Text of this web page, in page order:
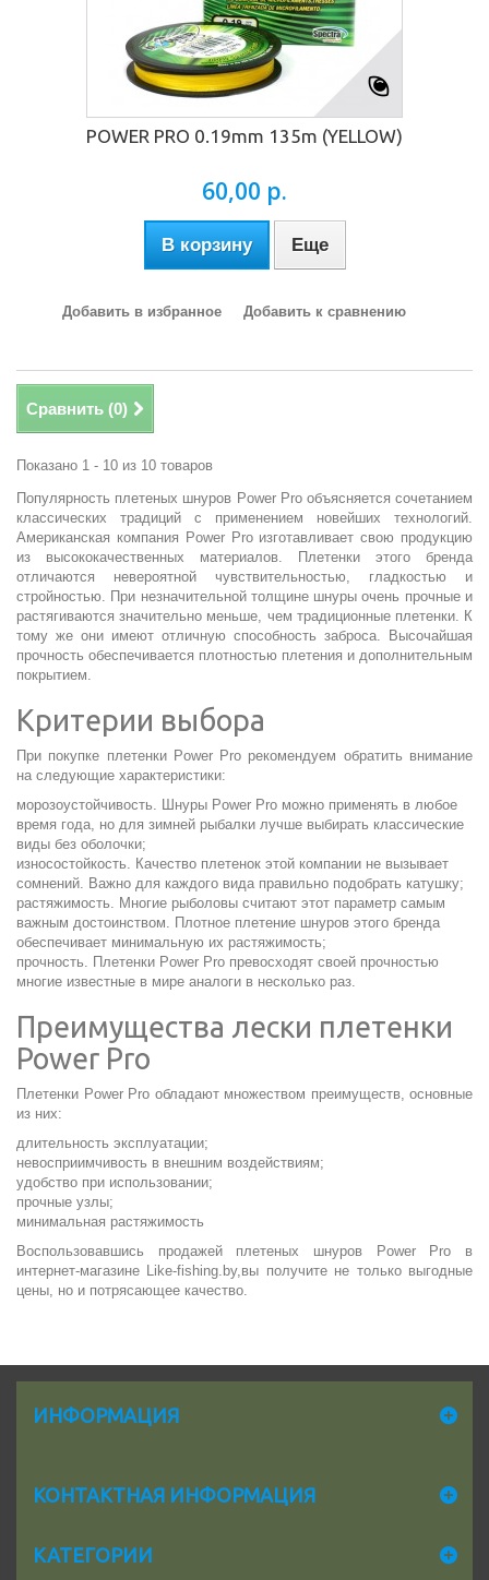
POWER PRO 0.19mm 135m (YELLOW)
60,00 р.
В корзину Еще
Добавить в избранное Добавить к сравнению
Сравнить (0)
Показано 1 - 10 из 10 товаров
Популярность плетеных шнуров Power Pro объясняется сочетанием
классических традиций с применением новейших технологий.
Американская компания Power Pro изготавливает свою продукцию
из высококачественных материалов. Плетенки этого бренда
отличаются невероятной чувствительностью, гладкостью и
стройностью. При незначительной толщине шнуры очень прочные и
растягиваются значительно меньше, чем традиционные плетенки. К
тому же они имеют отличную способность заброса. Высочайшая
прочность обеспечивается плотностью плетения и дополнительным
покрытием.
Критерии выбора
При покупке плетенки Power Pro рекомендуем обратить внимание
на следующие характеристики:
морозоустойчивость. Шнуры Power Pro можно применять в любое
время года, но для зимней рыбалки лучше выбирать классические
виды без оболочки;
износостойкость. Качество плетенок этой компании не вызывает
сомнений. Важно для каждого вида правильно подобрать катушку;
растяжимость. Многие рыболовы считают этот параметр самым
важным достоинством. Плотное плетение шнуров этого бренда
обеспечивает минимальную их растяжимость;
прочность. Плетенки Power Pro превосходят своей прочностью
многие известные в мире аналоги в несколько раз.
Преимущества лески плетенки
Power Pro
Плетенки Power Pro обладают множеством преимуществ, основные
из них:
длительность эксплуатации;
невосприимчивость в внешним воздействиям;
удобство при использовании;
прочные узлы;
минимальная растяжимость
Воспользовавшись продажей плетеных шнуров Power Pro в
интернет-магазине Like-fishing.by,вы получите не только выгодные
цены, но и потрясающее качество.
ИНФОРМАЦИЯ
КОНТАКТНАЯ ИНФОРМАЦИЯ
КАТЕГОРИИ